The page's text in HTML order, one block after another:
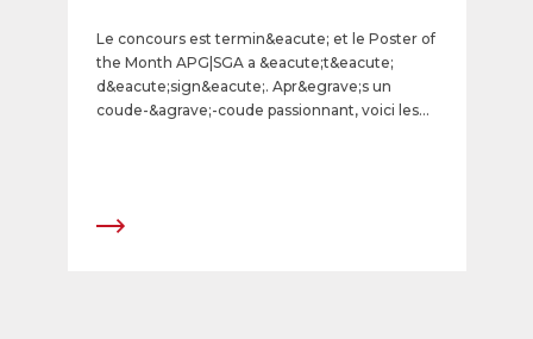
Le concours est termin&eacute; et le Poster of
the Month APG|SGA a &eacute;t&eacute;
d&eacute;sign&eacute;. Apr&egrave;s un
coude-&agrave;-coude passionnant, voici les